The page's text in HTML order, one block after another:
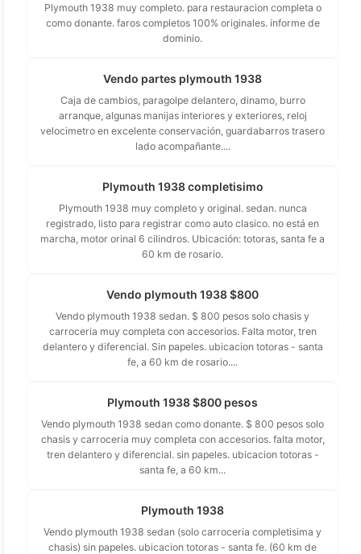
Plymouth 1938 muy completo. para restauracion completa o
como donante. faros completos 100% originales. informe de
dominio.
Vendo partes plymouth 1938
Caja de cambios, paragolpe delantero, dinamo, burro
arranque, algunas manijas interiores y exteriores, reloj
velocimetro en excelente conservación, guardabarros trasero
lado acompañante....
Plymouth 1938 completisimo
Plymouth 1938 muy completo y original. sedan. nunca
registrado, listo para registrar como auto clasico. no está en
marcha, motor orinal 6 cilindros. Ubicación: totoras, santa fe a
60 km de rosario.
Vendo plymouth 1938 $800
Vendo plymouth 1938 sedan. $ 800 pesos solo chasis y
carroceria muy completa con accesorios. Falta motor, tren
delantero y diferencial. Sin papeles. ubicacion totoras - santa
fe, a 60 km de rosario....
Plymouth 1938 $800 pesos
Vendo plymouth 1938 sedan como donante. $ 800 pesos solo
chasis y carroceria muy completa con accesorios. falta motor,
tren delantero y diferencial. sin papeles. ubicacion totoras -
santa fe, a 60 km...
Plymouth 1938
Vendo plymouth 1938 sedan (solo carroceria completisima y
chasis) sin papeles. ubicacion totoras - santa fe. (60 km de